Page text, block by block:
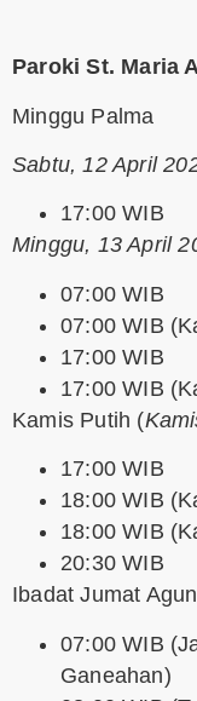
Paroki St. Maria
Minggu Palma
Sabtu, 12 April
17:00 WIB
Minggu, 13 April
07:00 WIB
07:00 WIB
17:00 WIB
17:00 WIB
Kamis Putih (
17:00 WIB
18:00 WIB
18:00 WIB
20:30 WIB
Ibadat Jumat
07:00 WIB
Ganeahan)